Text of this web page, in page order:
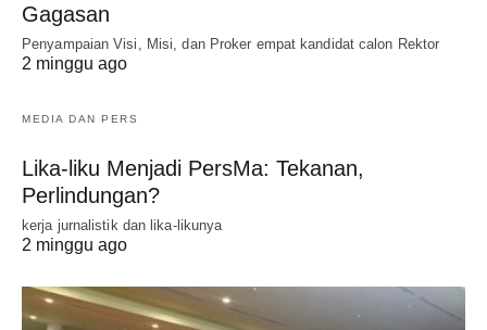
Gagasan
Penyampaian Visi, Misi, dan Proker empat kandidat calon Rektor
2 minggu ago
MEDIA DAN PERS
Lika-liku Menjadi PersMa: Tekanan,
Perlindungan?
kerja jurnalistik dan lika-likunya
2 minggu ago